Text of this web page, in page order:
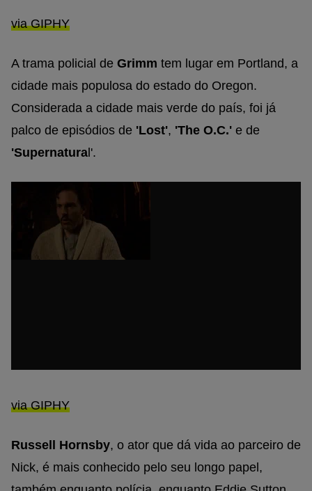
via GIPHY
A trama policial de Grimm tem lugar em Portland, a
cidade mais populosa do estado do Oregon.
Considerada a cidade mais verde do país, foi já
palco de episódios de 'Lost', 'The O.C.' e de
'Supernatura l'.
via GIPHY
Russell Hornsby, o ator que dá vida ao parceiro de
Nick, é mais conhecido pelo seu longo papel,